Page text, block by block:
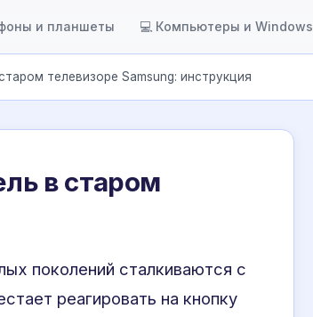
и планшеты 💻 Компьютеры и Windows
телевизоре Samsung: инструкция
в старом
поколений сталкиваются с
реагировать на кнопку